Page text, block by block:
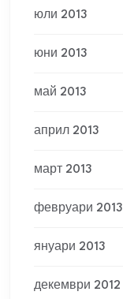
юли 2013
юни 2013
май 2013
април 2013
март 2013
февруари 2013
януари 2013
декември 2012